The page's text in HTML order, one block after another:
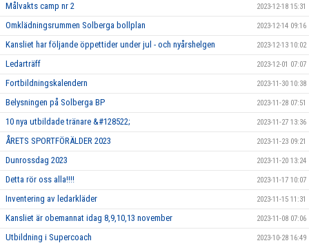
Målvakts camp nr 2 2023-12-18 15:31
Omklädningsrummen Solberga bollplan 2023-12-14 09:16
Kansliet har följande öppettider under jul - och nyårshelgen 2023-12-13 10:02
Ledarträff 2023-12-01 07:07
Fortbildningskalendern 2023-11-30 10:38
Belysningen på Solberga BP 2023-11-28 07:51
10 nya utbildade tränare &#128522; 2023-11-27 13:36
ÅRETS SPORTFÖRÄLDER 2023 2023-11-23 09:21
Dunrossdag 2023 2023-11-20 13:24
Detta rör oss alla!!!! 2023-11-17 10:07
Inventering av ledarkläder 2023-11-15 11:31
Kansliet är obemannat idag 8,9,10,13 november 2023-11-08 07:06
Utbildning i Supercoach 2023-10-28 16:49